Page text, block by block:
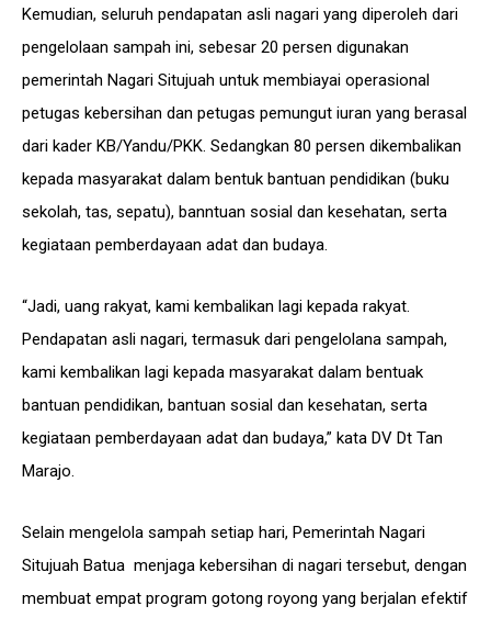
Kemudian, seluruh pendapatan asli nagari yang diperoleh dari
pengelolaan sampah ini, sebesar 20 persen digunakan
pemerintah Nagari Situjuah untuk membiayai operasional
petugas kebersihan dan petugas pemungut iuran yang berasal
dari kader KB/Yandu/PKK. Sedangkan 80 persen dikembalikan
kepada masyarakat dalam bentuk bantuan pendidikan (buku
sekolah, tas, sepatu), banntuan sosial dan kesehatan, serta
kegiataan pemberdayaan adat dan budaya.
“Jadi, uang rakyat, kami kembalikan lagi kepada rakyat.
Pendapatan asli nagari, termasuk dari pengelolana sampah,
kami kembalikan lagi kepada masyarakat dalam bentuak
bantuan pendidikan, bantuan sosial dan kesehatan, serta
kegiataan pemberdayaan adat dan budaya,” kata DV Dt Tan
Marajo.
Selain mengelola sampah setiap hari, Pemerintah Nagari
Situjuah Batua menjaga kebersihan di nagari tersebut, dengan
membuat empat program gotong royong yang berjalan efektif